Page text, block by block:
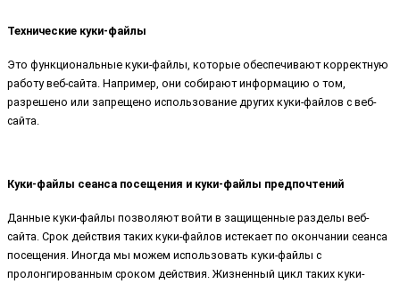
Технические куки-файлы
Это функциональные куки-файлы, которые обеспечивают корректную
работу веб-сайта. Например, они собирают информацию о том,
разрешено или запрещено использование других куки-файлов с веб-
сайта.
Куки-файлы сеанса посещения и куки-файлы предпочтений
Данные куки-файлы позволяют войти в защищенные разделы веб-
сайта. Срок действия таких куки-файлов истекает по окончании сеанса
посещения. Иногда мы можем использовать куки-файлы с
пролонгированным сроком действия. Жизненный цикл таких куки-